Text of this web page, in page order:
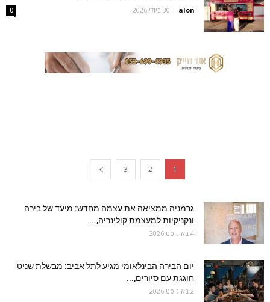
alon
- 30 ביולי 2026 0
1
2
3
גרמניה ממציאה את עצמה מחדש: מיעד של בירה
ונקניקיות למעצמת קולינריה,...
4 באוגוסט 2026
יום הבירה הבינלאומי מגיע לתל אביב: מבשלת שניט
חוגגת עם סיורים,...
2 באוגוסט 2026